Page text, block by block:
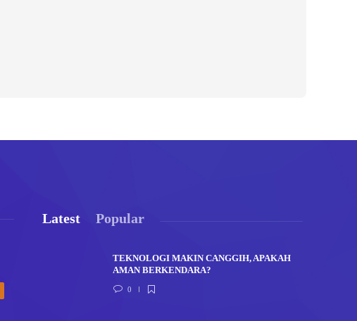
Latest Popular
TEKNOLOGI MAKIN CANGGIH, APAKAH
AMAN BERKENDARA?
0